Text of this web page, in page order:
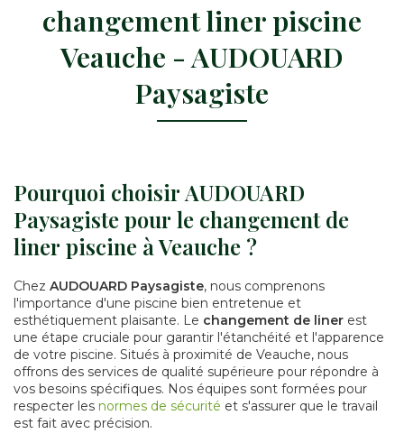
changement liner piscine
Veauche - AUDOUARD
Paysagiste
Pourquoi choisir AUDOUARD
Paysagiste pour le changement de
liner piscine à Veauche ?
Chez AUDOUARD Paysagiste, nous comprenons
l'importance d'une piscine bien entretenue et
esthétiquement plaisante. Le changement de liner est
une étape cruciale pour garantir l'étanchéité et l'apparence
de votre piscine. Situés à proximité de Veauche, nous
offrons des services de qualité supérieure pour répondre à
vos besoins spécifiques. Nos équipes sont formées pour
respecter les normes de sécurité et s'assurer que le travail
est fait avec précision.